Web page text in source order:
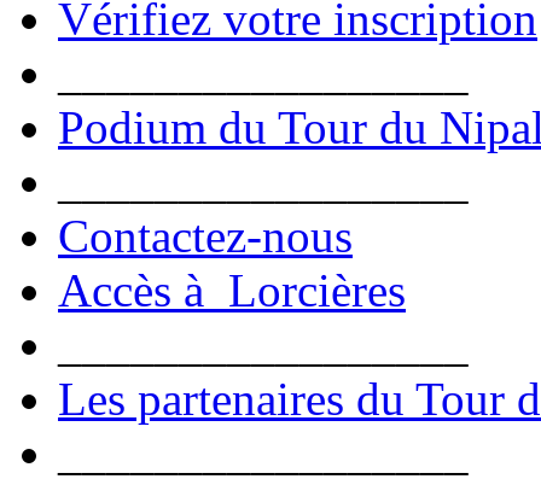
Vérifiez votre inscription
Podium du Tour du
Contactez-nous
Accès à Lorcières
Les partenaires du Tour